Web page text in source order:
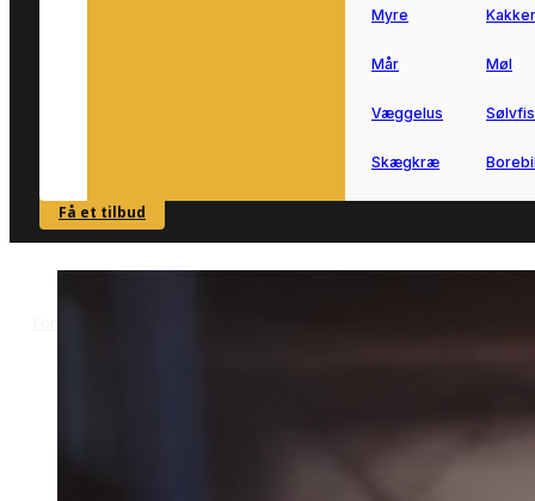
SE OVERSIGT
Myre
Mår Møl
Væggelus
Skægkræ
Få et tilbud
Mølbekæmpelse i Mårslet
Mølbekæmpelse i Mårslet kan være